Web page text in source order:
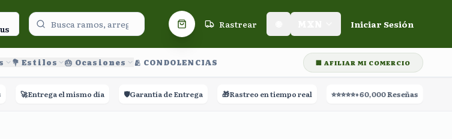
Carrito de compras
Rastrear Iniciar Sesión
💐 Estilos 🎂 Ocasiones 🫂 CONDOLENCIAS 🏢 AFILIAR MI COMERCIO
el mismo día 🛡️Garantía de Entrega 🎁Rastreo en tiempo real ⭐⭐⭐⭐⭐ +60,000 Reseñas